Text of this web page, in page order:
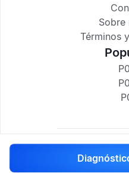
Sobre
Términos